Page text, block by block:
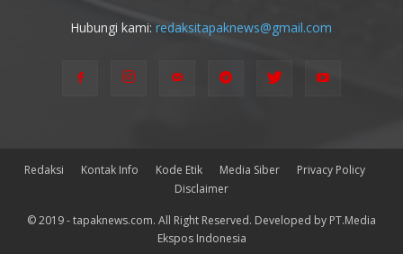
Hubungi kami:redaksitapaknews@gmail.com
Redaksi Kontak Info Kode Etik Media Siber
Privacy Policy
Disclaimer
© 2019 - tapaknews.com. All Right Reserved. Developed by PT.Media
Ekspos Indonesia